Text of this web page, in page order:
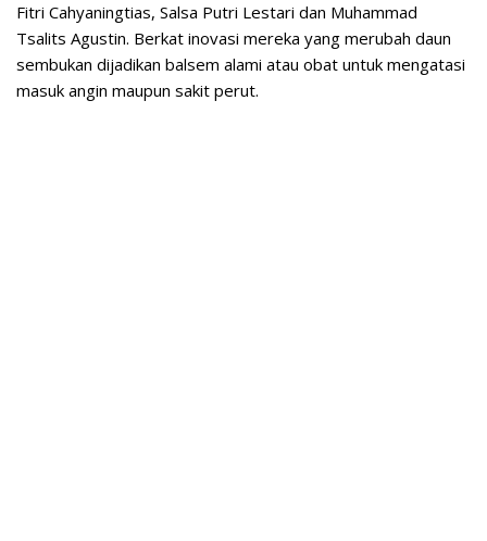
Fitri Cahyaningtias, Salsa Putri Lestari dan Muhammad
Tsalits Agustin. Berkat inovasi mereka yang merubah daun
sembukan dijadikan balsem alami atau obat untuk mengatasi
masuk angin maupun sakit perut.